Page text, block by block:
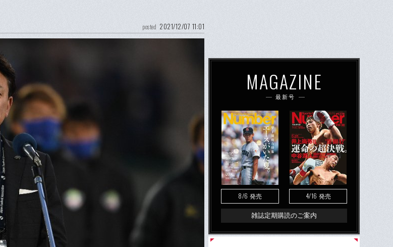
posted 2021/12/07 11:01
MAGAZINE
最新号
8/6 発売 4/16 発売
雑誌定期購読のご案内